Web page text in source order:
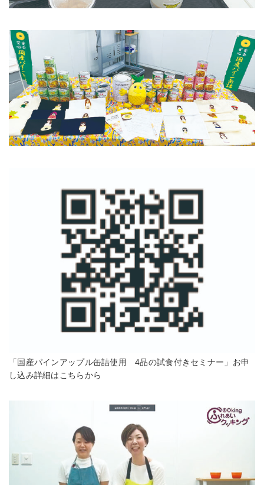
「国産パインアップル缶詰使用 4品の試食付きセミナー」お申
し込み詳細はこちらから